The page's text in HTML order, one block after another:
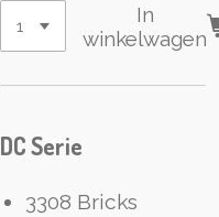
In
winkelwagen
DC Serie
3308 Bricks